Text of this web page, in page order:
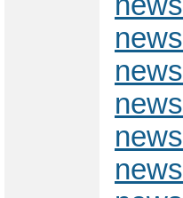
news
news
news
news
news